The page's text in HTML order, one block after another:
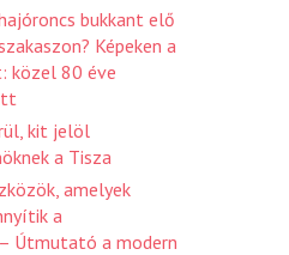
bukkant elő
Képeken a
közel 80 éve
kit jelöl
a Tisza
amelyek
a
Útmutató a modern